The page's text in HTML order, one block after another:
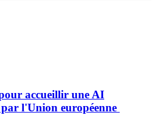
accueillir une AI
l'Union européenne